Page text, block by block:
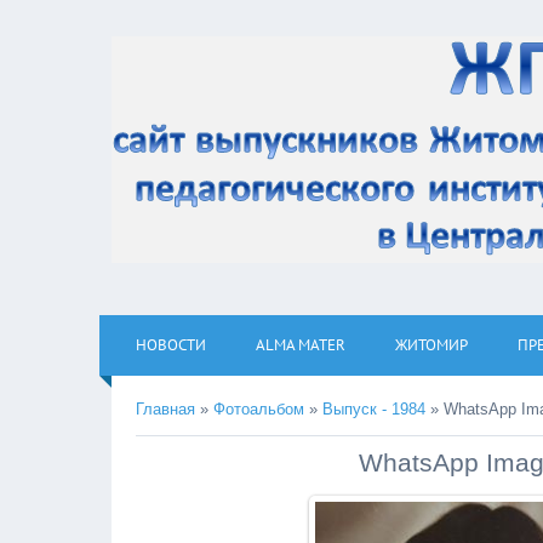
НОВОСТИ ALMA MATER ЖИТОМИР
Главная » Фотоальбом » Выпуск - 1984 » WhatsApp
WhatsApp